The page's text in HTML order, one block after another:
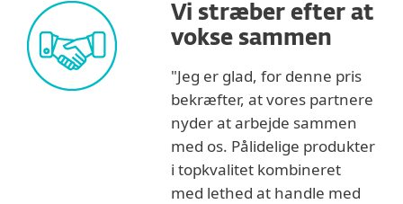
Vi stræber efter at
vokse sammen
"Jeg er glad, for denne pris
bekræfter, at vores partnere
nyder at arbejde sammen
med os. Pålidelige produkter
i topkvalitet kombineret
med lethed at handle med